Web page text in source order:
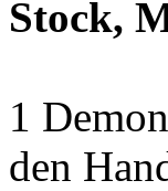
Stock,
1
den